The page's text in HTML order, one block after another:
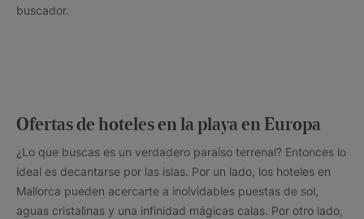
buscador.
Ofertas de hoteles en la playa en Europa
¿Lo que buscas es un verdadero paraíso terrenal? Entonces lo
ideal es decantarse por las islas. Por un lado, los hoteles en
Mallorca pueden acercarte a inolvidables puestas de sol,
aguas cristalinas y una infinidad mágicas calas. Por otro lado,